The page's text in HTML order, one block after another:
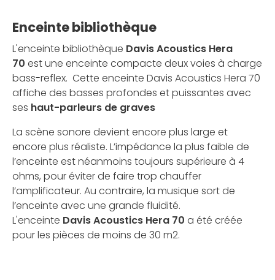
Enceinte bibliothèque
L'enceinte bibliothèque Davis Acoustics Hera
70 est une enceinte compacte deux voies à charge
bass-reflex. Cette enceinte Davis Acoustics Hera 70
affiche des basses profondes et puissantes avec
ses haut-parleurs de graves
La scène sonore devient encore plus large et
encore plus réaliste. L’impédance la plus faible de
l’enceinte est néanmoins toujours supérieure à 4
ohms, pour éviter de faire trop chauffer
l’amplificateur. Au contraire, la musique sort de
l’enceinte avec une grande fluidité.
L'enceinte Davis Acoustics Hera 70 a été créée
pour les pièces de moins de 30 m2.